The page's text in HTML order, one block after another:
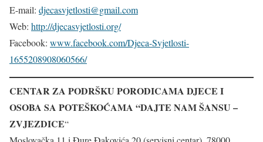
E-mail: djecasvjetlosti@gmail.com
Web: http://djecasvjetlosti.org/
Facebook: www.facebook.com/Djeca-Svjetlosti-
1655208908060566/
CENTAR ZA PODRŠKU PORODICAMA DJECE I
OSOBA SA POTEŠKOĆAMA “DAJTE NAM ŠANSU –
ZVJEZDICE“